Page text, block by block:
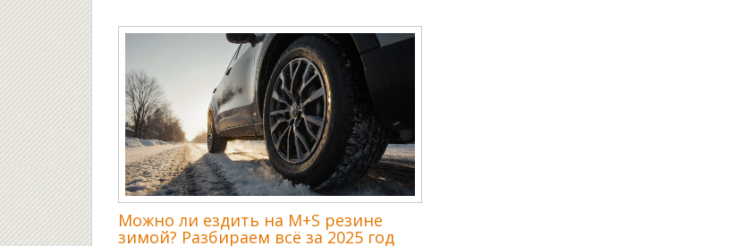
Можно ли ездить на M+S резине
зимой? Разбираем всё за 2025 год